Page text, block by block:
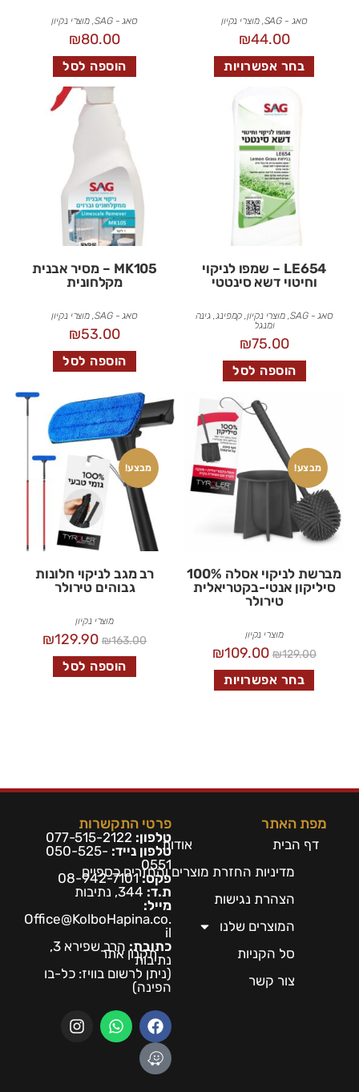
סאג - SAG ,מוצרי נקיון
₪44.00
בחר אפשרויות
סאג - SAG מוצרי נקיון
₪80.00
הוספה לסל
LE654 – שמפו לניקוי
וחיטוי דשא סינטטי
סאג - SAG , מוצרי נקיון, קמפינג, גינה
ומנגל
₪75.00
הוספה לסל
MK105 – מסיר אבנית
מקלחונית
סאג - SAG , מוצרי נקיון
₪53.00
הוספה לסל
מבצע!
מברשת לניקוי אסלה 100%
סיליקון אנטי-בקטריאלית
טירולר
מוצרי נקיון
₪129.00
₪109.00
בחר אפשרויות
מבצע!
רב מגב לניקוי חלונות
גבוהים טירולר
מוצרי נקיון
₪163.00
₪129.90
הוספה לסל
מפת האתר
דף הבית
אודות
מדיניות החזרת מוצרים והחזרים כספיים
הצהרת נגישות
המוצרים שלנו
סל הקניות
תקנון אתר
צור קשר
פרטי התקשרות
טלפון: 077-515-2122
טלפון נייד: 050-525-
0551
פקס:08-942-7101
ת.ד:
מייל:
Office@KolboHapina.co.
il
כתובת:
הרב שפירא 3,
נתיבות
(ניתן לרשום בוויז: כל-בו
הפינה)